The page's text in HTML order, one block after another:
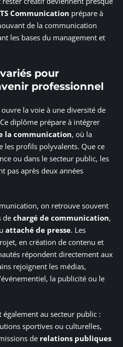
Communication prépare à
de la communication
les bases du management et
pour
professionnel
ouvre la voie à une diversité de
diplôme prépare à intégrer
la communication, où la
les profils polyvalents. Que ce
ou dans le secteur public, les
pas après deux années
on retrouve souvent
de chargé de communication,
attaché de presse. Les
en création de contenu et
répondent directement aux
rejoignent les médias,
la publicité ou le
également au secteur public :
sportives ou culturelles,
de relations publiques